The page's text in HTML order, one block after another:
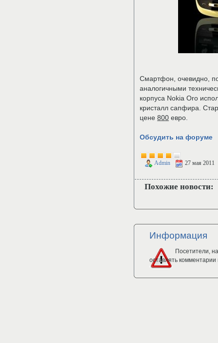
Смартфон, очевидно,
аналогичными
корпуса Nokia Oro
кристалл сапфира.
цене 800 евро.
Обсудить на форуме
Admin 27 мая 2011
Похожие новости:
Информация
Посетители,
оставлять комментарии